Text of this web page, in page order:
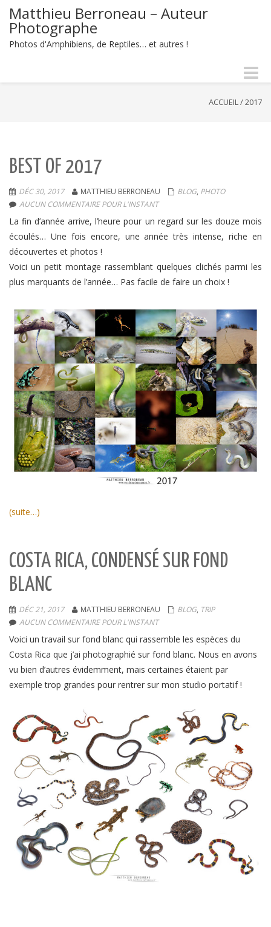
Matthieu Berroneau – Auteur
Photographe
Photos d'Amphibiens, de Reptiles… et autres !
-
ACCUEIL/2017
BEST OF 2017
DÉC 30, 2017 MATTHIEU BERRONEAU BLOG, PHOTO
AUCUN COMMENTAIRE POUR L'INSTANT
La fin d’année arrive, l’heure pour un regard sur les douze mois
écoulés… Une fois encore, une année très intense, riche en
découvertes et photos !
Voici un petit montage rassemblant quelques clichés parmi les
plus marquants de l’année… Pas facile de faire un choix !
(suite…)
COSTA RICA, CONDENSÉ SUR FOND
BLANC
DÉC 21, 2017 MATTHIEU BERRONEAU BLOG, TRIP
AUCUN COMMENTAIRE POUR L'INSTANT
Voici un travail sur fond blanc qui rassemble les espèces du
Costa Rica que j’ai photographié sur fond blanc. Nous en avons
vu bien d’autres évidemment, mais certaines étaient par
exemple trop grandes pour rentrer sur mon studio portatif !